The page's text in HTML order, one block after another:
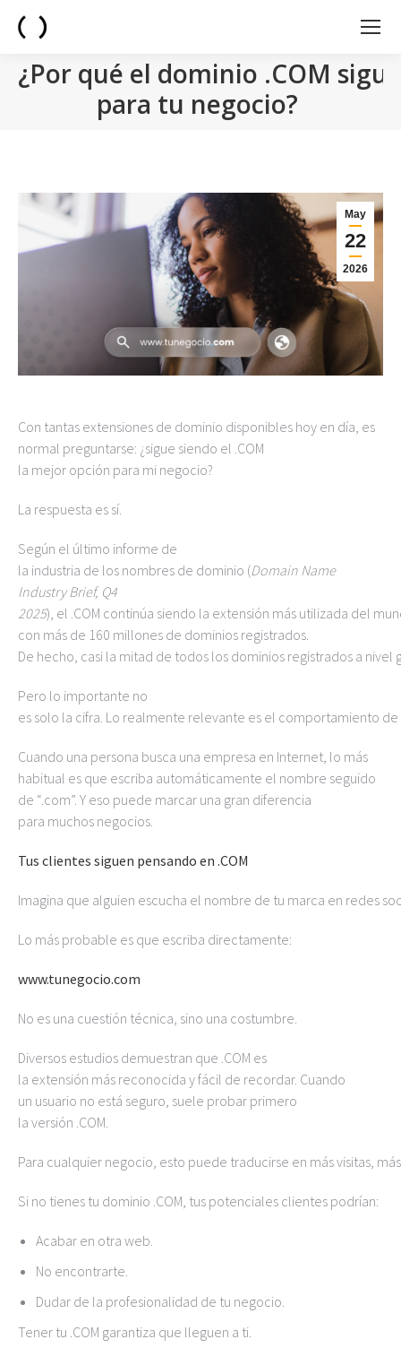
¿Por qué el dominio .COM
para tu negocio?
May
22
2026
Con tantas extensiones de dominio disponibles hoy en día, es
normal preguntarse: ¿sigue siendo el .COM
la mejor opción para mi negocio?
La respuesta es sí.
Según el último informe de
la industria de los nombres de dominio (Domain Name
Industry Brief, Q4
2025), el .COM continúa siendo la extensión más utilizada del
con más de 160 millones de dominios registrados.
De hecho, casi la mitad de todos los dominios registrados a nivel
Pero lo importante no
es solo la cifra. Lo realmente relevante es el comportamiento de
Cuando una persona busca una empresa en Internet, lo más
habitual es que escriba automáticamente el nombre seguido
de “.com”. Y eso puede marcar una gran diferencia
para muchos negocios.
Tus clientes siguen pensando en .COM
Imagina que alguien escucha el nombre de tu marca en redes
Lo más probable es que escriba directamente:
www.tunegocio.com
No es una cuestión técnica, sino una costumbre.
Diversos estudios demuestran que .COM es
la extensión más reconocida y fácil de recordar. Cuando
un usuario no está seguro, suele probar primero
la versión .COM.
Para cualquier negocio, esto puede traducirse en más visitas,
Si no tienes tu dominio .COM, tus potenciales clientes podrían:
Acabar en otra web.
No encontrarte.
Dudar de la profesionalidad de tu negocio.
Tener tu .COM garantiza que lleguen a ti.